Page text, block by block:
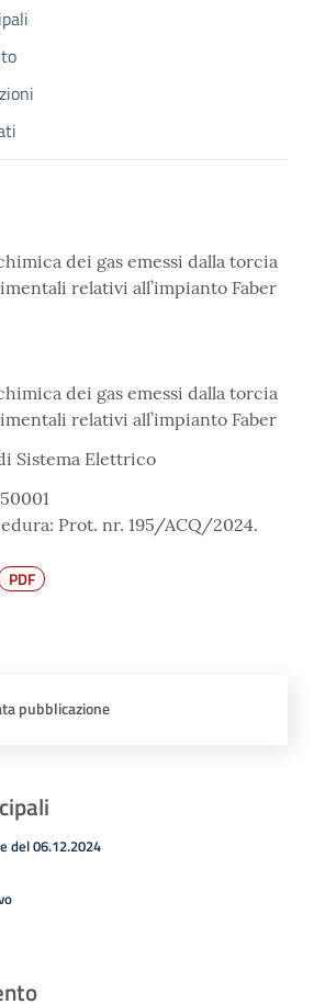
dei gas emessi dalla torcia
relativi all’impianto Faber
dei gas emessi dalla torcia
relativi all’impianto Faber
Sistema Elettrico
Prot. nr. 195/ACQ/2024.
PDF
pubblicazione
del 06.12.2024